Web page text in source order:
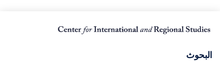
البحوث